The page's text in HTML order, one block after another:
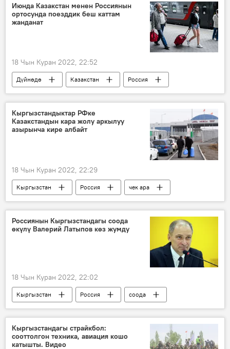
Аскер
баш өлүм Видео
Июнда Казакстан менен Россиянын
ортосунда поезддик беш каттам
жанданат
18 Чын Куран 2022, 22:52
Дүйнөдө Казакстан
Россия
темир жол
каттам билет
Кыргызстандыктар РФке
Казакстандын кара жолу аркылуу
азырынча кире албайт
18 Чын Куран 2022, 22:29
Кыргызстан Россия
чек ара
Казакстан
кара
жол
коронавирус
Россиянын Кыргызстандагы соода
өкүлү Валерий Латыпов көз жумду
18 Чын Куран 2022, 22:02
Кыргызстан Россия
соода
өкүл
Валерий Латыпов
Кыргызстандагы страйкбол:
сооттолгон техника, авиация кошо
катышты. Видео